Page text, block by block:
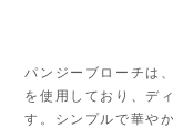
パンジーブローチは
を使用しており、デ
す。シンプルで華や